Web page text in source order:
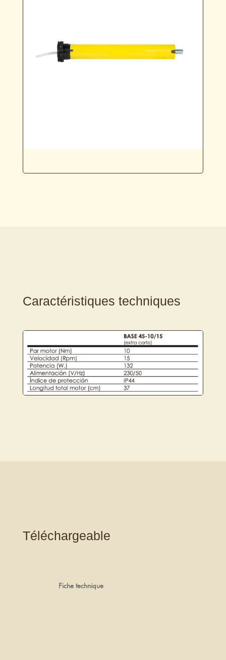
Caractéristiques techniques
Téléchargeable
Fiche technique